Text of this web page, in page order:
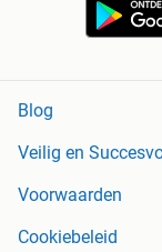
Blog
Veilig en
Voorwaarden
Cookiebeleid